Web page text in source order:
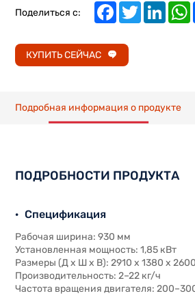
Поделиться с: FacebookTwitter
КУПИТЬ СЕЙЧАС
Подробная информация о продукте
ПОДРОБНОСТИ ПРОДУКТА
Спецификация
Рабочая ширина: 930 мм
Установленная мощность: 1,85 кВт
Размеры (Д x Ш x В): 2910 x 1380 x
Производительность: 2–22 кг/ч
Частота вращения двигателя: